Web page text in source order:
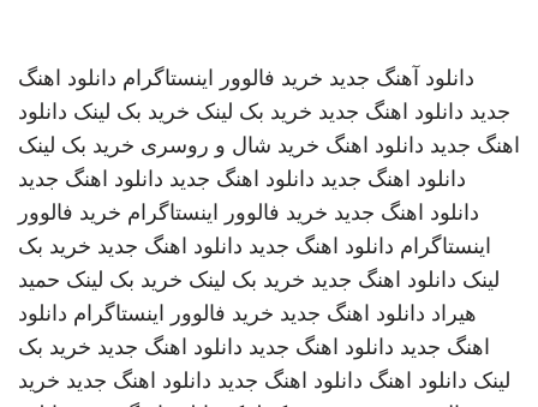
دانلود آهنگ جدید خرید فالوور اینستاگرام دانلود اهنگ
جدید دانلود اهنگ جدید خرید بک لینک خرید بک لینک دانلود
اهنگ جدید دانلود اهنگ خرید شال و روسری خرید بک لینک
دانلود اهنگ جدید دانلود اهنگ جدید دانلود اهنگ جدید
دانلود اهنگ جدید خرید فالوور اینستاگرام خرید فالوور
اینستاگرام دانلود اهنگ جدید دانلود اهنگ جدید خرید بک
لینک دانلود اهنگ جدید خرید بک لینک خرید بک لینک حمید
هیراد دانلود اهنگ جدید خرید فالوور اینستاگرام دانلود
اهنگ جدید دانلود اهنگ جدید دانلود اهنگ جدید خرید بک
لینک دانلود اهنگ دانلود اهنگ جدید دانلود اهنگ جدید خرید